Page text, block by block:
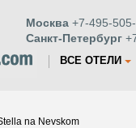
Москва +7-495-
Санкт-Петербург
ВСЕ ОТЕЛИ
na Nevskom